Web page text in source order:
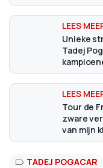
Unieke
Tadej
Tour de
zware
van mijn
TADEJ POGACAR